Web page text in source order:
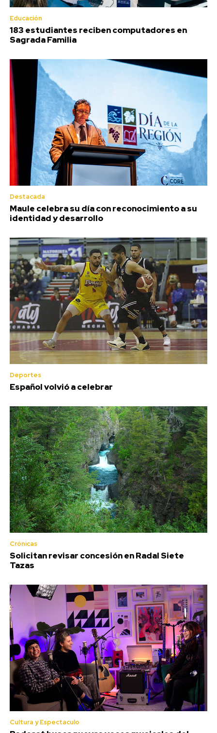
Educación
183 estudiantes reciben computadores en
Sagrada Familia
Destacada
Maule celebra su día con reconocimiento a su
identidad y desarrollo
Deportes
Español volvió a celebrar
Crónicas
Solicitan revisar concesión en Radal Siete
Tazas
Cultura y Espectaculo